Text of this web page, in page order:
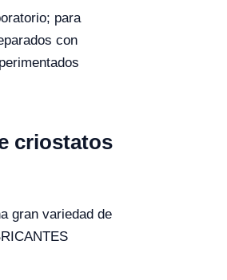
para
con
criostatos
gran variedad de